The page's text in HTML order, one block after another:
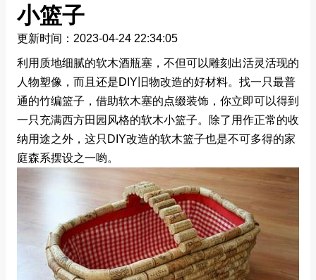
小篮子
更新时间：2023-04-24 22:34:05
利用质地细腻的软木酒瓶塞，不但可以雕刻出活灵活现的
人物塑像，而且还是DIY旧物改造的好材料。找一只最普
通的竹编篮子，借助软木塞的点缀装饰，你立即可以得到
一只充满西方田园风格的软木小篮子。除了用作正常的收
纳用途之外，这只DIY改造的软木篮子也是不可多得的家
庭森系摆设之一哟。